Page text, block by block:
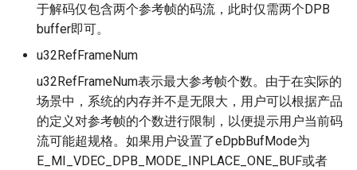
于解码仅包含两个参考帧的码流，此时仅需两个DPB
buffer即可。
u32RefFrameNum
u32RefFrameNum表示最大参考帧个数。由于在实际的
场景中，系统的内存并不是无限大，用户可以根据产品
的定义对参考帧的个数进行限制，以便提示用户当前码
流可能超规格。如果用户设置了eDpbBufMode为
E_MI_VDEC_DPB_MODE_INPLACE_ONE_BUF或者